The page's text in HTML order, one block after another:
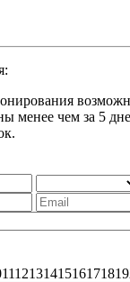
менее чем за 5
111213141516171819